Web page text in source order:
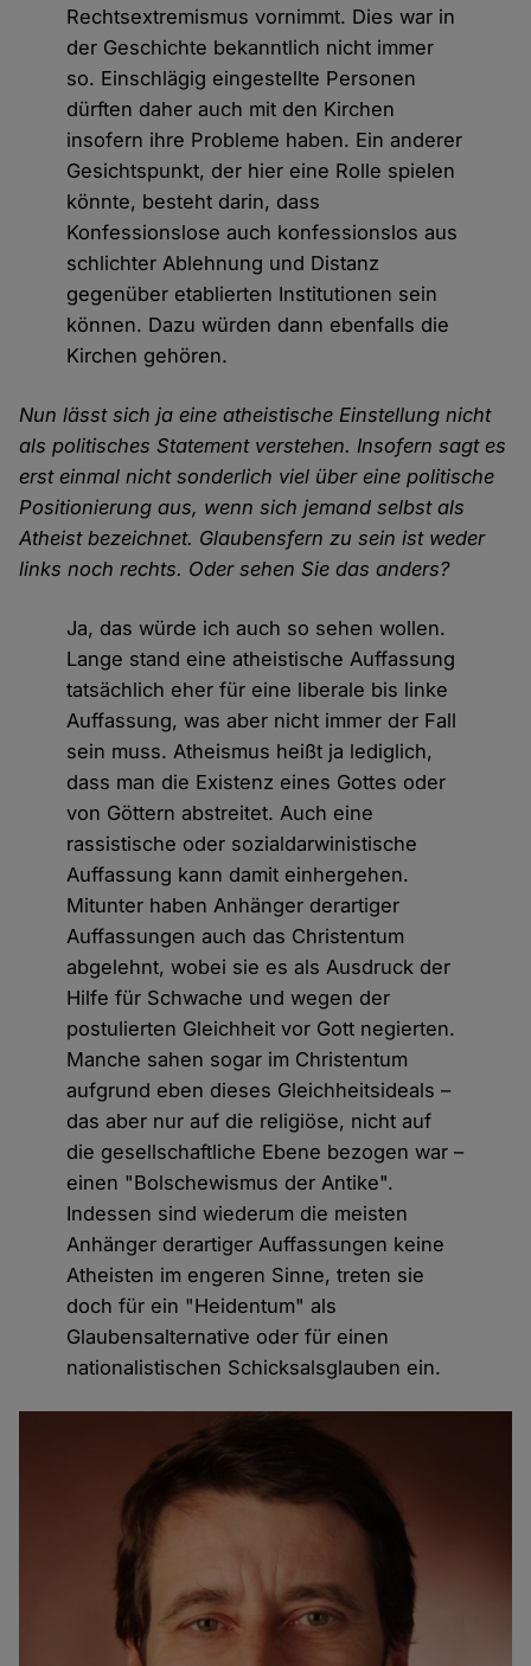
Rechtsextremismus vornimmt. Dies war in
der Geschichte bekanntlich nicht immer
so. Einschlägig eingestellte Personen
dürften daher auch mit den Kirchen
insofern ihre Probleme haben. Ein anderer
Gesichtspunkt, der hier eine Rolle spielen
könnte, besteht darin, dass
Konfessionslose auch konfessionslos aus
schlichter Ablehnung und Distanz
gegenüber etablierten Institutionen sein
können. Dazu würden dann ebenfalls die
Kirchen gehören.
Nun lässt sich ja eine atheistische Einstellung nicht
als politisches Statement verstehen. Insofern sagt es
erst einmal nicht sonderlich viel über eine politische
Positionierung aus, wenn sich jemand selbst als
Atheist bezeichnet. Glaubensfern zu sein ist weder
links noch rechts. Oder sehen Sie das anders?
Ja, das würde ich auch so sehen wollen.
Lange stand eine atheistische Auffassung
tatsächlich eher für eine liberale bis linke
Auffassung, was aber nicht immer der Fall
sein muss. Atheismus heißt ja lediglich,
dass man die Existenz eines Gottes oder
von Göttern abstreitet. Auch eine
rassistische oder sozialdarwinistische
Auffassung kann damit einhergehen.
Mitunter haben Anhänger derartiger
Auffassungen auch das Christentum
abgelehnt, wobei sie es als Ausdruck der
Hilfe für Schwache und wegen der
postulierten Gleichheit vor Gott negierten.
Manche sahen sogar im Christentum
aufgrund eben dieses Gleichheitsideals –
das aber nur auf die religiöse, nicht auf
die gesellschaftliche Ebene bezogen war –
einen "Bolschewismus der Antike".
Indessen sind wiederum die meisten
Anhänger derartiger Auffassungen keine
Atheisten im engeren Sinne, treten sie
doch für ein "Heidentum" als
Glaubensalternative oder für einen
nationalistischen Schicksalsglauben ein.